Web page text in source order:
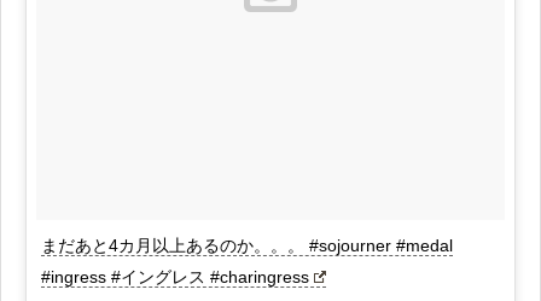
まだあと4カ月以上あるのか。。。 #sojourner #medal
#ingress #イングレス #charingress